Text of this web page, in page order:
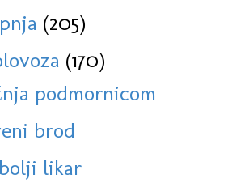
(205)
(170)
podmornicom
brod
likar